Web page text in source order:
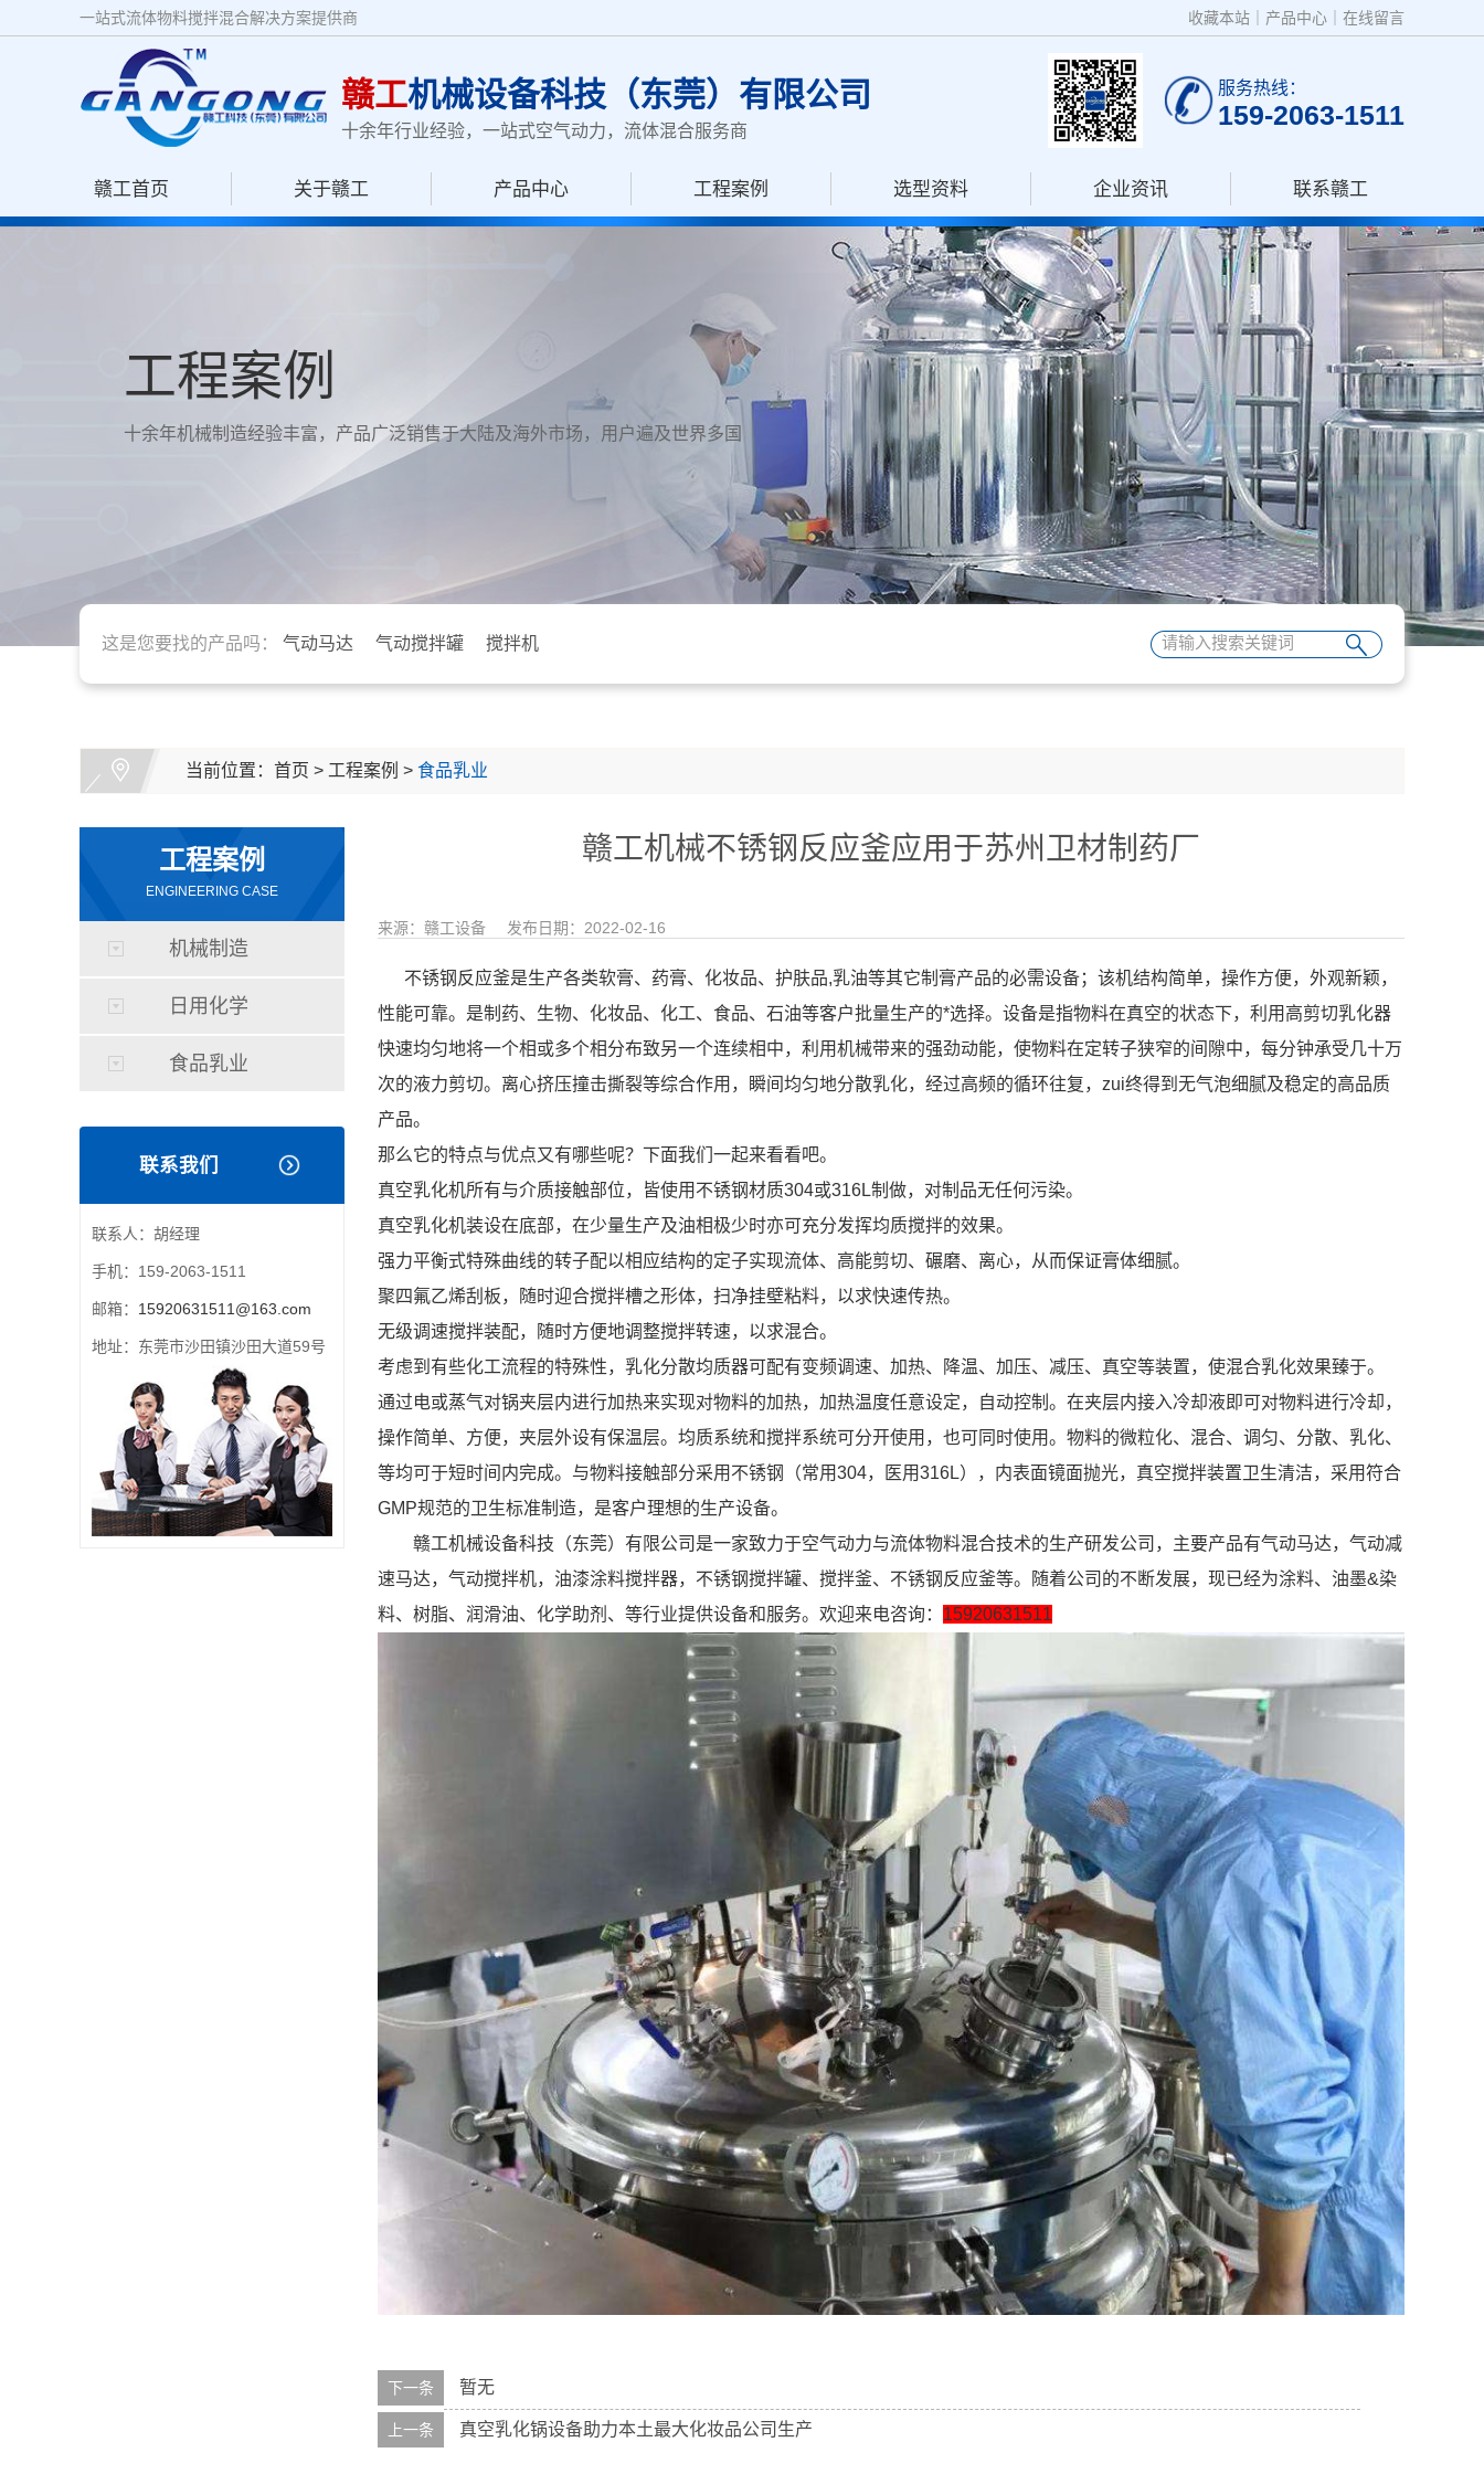
一站式流体物料搅拌混合解决方案提供商 收藏本站 产品中心 在线留言
赣工机械设备科技（东莞）有限公司
十余年行业经验，一站式空气动力，流体混合服务商
服务热线：
159-2063-1511
赣工首页 关于赣工 产品中心 工程案例 选型资料 企业资讯 联系赣工
工程案例
十余年机械制造经验丰富，产品广泛销售于大陆及海外市场，用户遍及世界多国
这是您要找的产品吗： 气动马达 气动搅拌罐 搅拌机
当前位置： 首页 > 工程案例 > 食品乳业
赣工机械不锈钢反应釜应用于苏州卫材制药厂
来源：赣工设备 发布日期：2022-02-16
不锈钢反应釜是生产各类软膏、药膏、化妆品、护肤品,乳油等其它制膏产品的必需设备；该机结构简单，操作方便，外观新颖，
性能可靠。是制药、生物、化妆品、化工、食品、石油等客户批量生产的*选择。设备是指物料在真空的状态下，利用高剪切乳化器
快速均匀地将一个相或多个相分布致另一个连续相中，利用机械带来的强劲动能，使物料在定转子狭窄的间隙中，每分钟承受几十万
次的液力剪切。离心挤压撞击撕裂等综合作用，瞬间均匀地分散乳化，经过高频的循环往复，zui终得到无气泡细腻及稳定的高品质
产品。
那么它的特点与优点又有哪些呢？下面我们一起来看看吧。
真空乳化机所有与介质接触部位，皆使用不锈钢材质304或316L制做，对制品无任何污染。
真空乳化机装设在底部，在少量生产及油相极少时亦可充分发挥均质搅拌的效果。
强力平衡式特殊曲线的转子配以相应结构的定子实现流体、高能剪切、碾磨、离心，从而保证膏体细腻。
聚四氟乙烯刮板，随时迎合搅拌槽之形体，扫净挂壁粘料，以求快速传热。
无级调速搅拌装配，随时方便地调整搅拌转速，以求混合。
考虑到有些化工流程的特殊性，乳化分散均质器可配有变频调速、加热、降温、加压、减压、真空等装置，使混合乳化效果臻于。
通过电或蒸气对锅夹层内进行加热来实现对物料的加热，加热温度任意设定，自动控制。在夹层内接入冷却液即可对物料进行冷却，
操作简单、方便，夹层外设有保温层。均质系统和搅拌系统可分开使用，也可同时使用。物料的微粒化、混合、调匀、分散、乳化、
等均可于短时间内完成。与物料接触部分采用不锈钢（常用304，医用316L），内表面镜面抛光，真空搅拌装置卫生清洁，采用符合
GMP规范的卫生标准制造，是客户理想的生产设备。
赣工机械设备科技（东莞）有限公司是一家致力于空气动力与流体物料混合技术的生产研发公司，主要产品有气动马达，气动减
速马达，气动搅拌机，油漆涂料搅拌器，不锈钢搅拌罐、搅拌釜、不锈钢反应釜等。随着公司的不断发展，现已经为涂料、油墨&染
料、树脂、润滑油、化学助剂、等行业提供设备和服务。欢迎来电咨询： 15920631511
下一条 暂无
上一条 真空乳化锅设备助力本土最大化妆品公司生产
工程案例
ENGINEERING CASE
机械制造
日用化学
食品乳业
联系我们
联系人：胡经理
手机：159-2063-1511
邮箱： 15920631511@163.com
地址：东莞市沙田镇沙田大道59号